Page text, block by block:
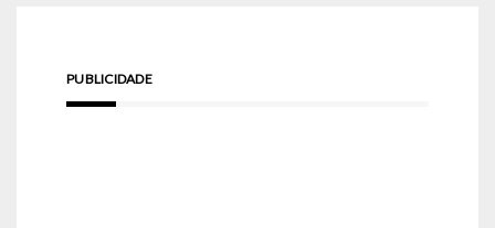
PUBLICIDADE